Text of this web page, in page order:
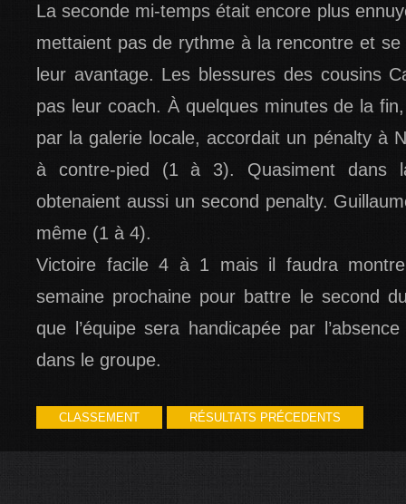
La seconde mi-temps était encore plus
mettaient pas de rythme à la rencontre et
leur avantage. Les blessures des cousins
pas leur coach. À quelques minutes de la
par la galerie locale, accordait un pénalty à
à contre-pied (1 à 3). Quasiment dans
obtenaient aussi un second penalty.
même (1 à 4).
Victoire facile 4 à 1 mais il faudra
semaine prochaine pour battre le second
que l’équipe sera handicapée par
dans le groupe.
CLASSEMENT RÉSULTATS PRÉCEDENTS